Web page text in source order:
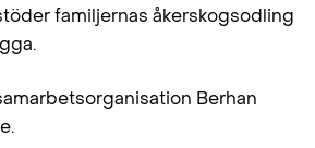
familjernas åkerskogsodling
Berhan